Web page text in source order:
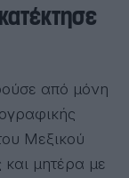
από μόνη
Μεξικού
μητέρα με